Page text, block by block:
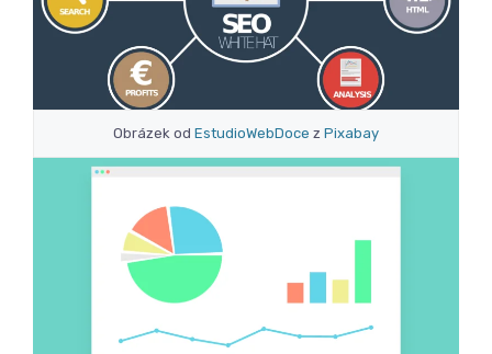
Obrázek od EstudioWebDoce z Pixabay